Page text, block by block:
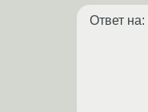
Ответ на: